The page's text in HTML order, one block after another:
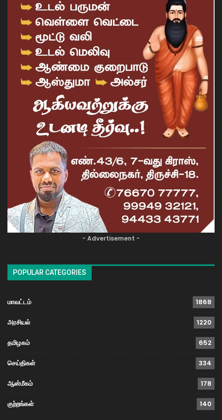
- Advertisement -
POPULAR CATEGORIES
மாவட்டம் 1868
அரசியல் 1220
தமிழகம் 652
செய்திகள் 334
ஆன்மீகம் 178
குற்றங்கள் 140